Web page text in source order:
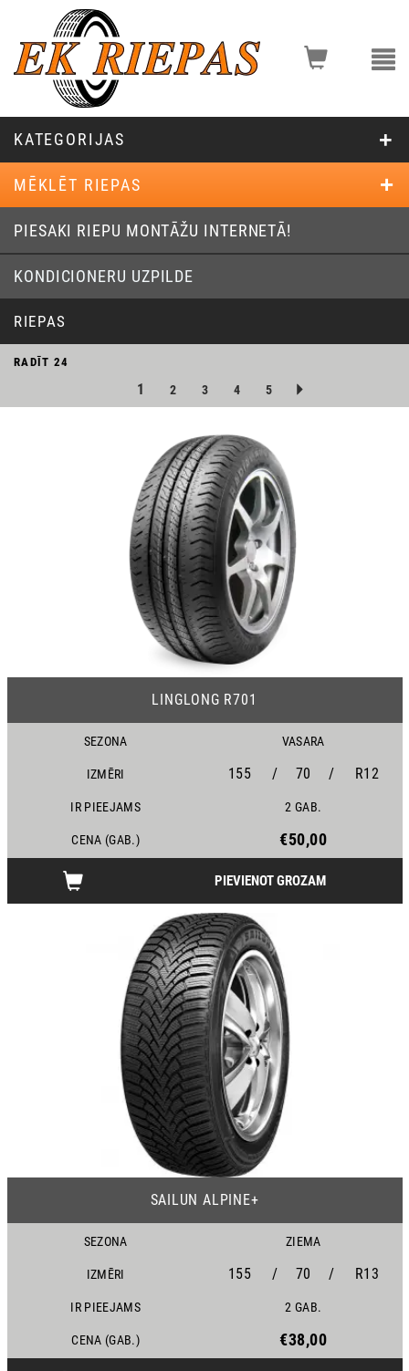
KATEGORIJAS
MĒKLĒT RIEPAS
PIESAKI RIEPU MONTĀŽU INTERNETĀ!
KONDICIONERU UZPILDE
RIEPAS
RADĪT 24
1 2 3 4 5
LINGLONG R701
SEZONA VASARA
IZMĒRI 155 / 70 / R12
IR PIEEJAMS 2 GAB.
CENA (GAB.) €50,00
PIEVIENOT GROZAM
SAILUN ALPINE+
SEZONA ZIEMA
IZMĒRI 155 / 70 / R13
IR PIEEJAMS 2 GAB.
CENA (GAB.) €38,00